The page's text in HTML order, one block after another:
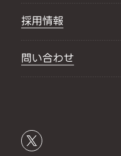
採用情報
問い合わせ